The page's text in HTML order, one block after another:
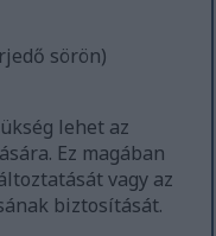
sörön)
lehet az
Ez magában
vagy az
biztosítását.